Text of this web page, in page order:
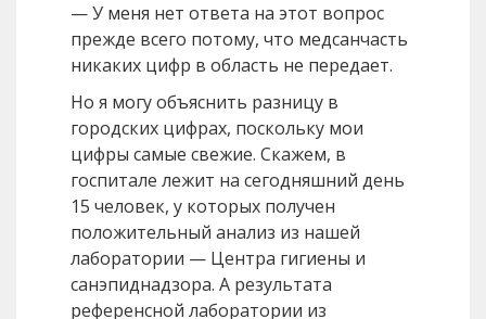
— У меня нет ответа на этот вопрос
прежде всего потому, что медсанчасть
никаких цифр в область не передает.
Но я могу объяснить разницу в
городских цифрах, поскольку мои
цифры самые свежие. Скажем, в
госпитале лежит на сегодняшний день
15 человек, у которых получен
положительный анализ из нашей
лаборатории — Центра гигиены и
санэпиднадзора. А результата
референсной лаборатории из